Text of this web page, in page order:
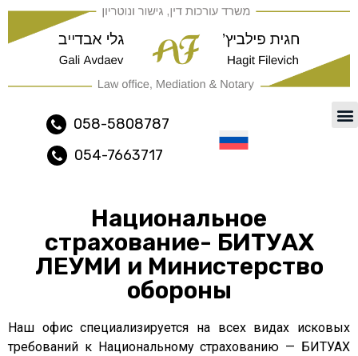
058-5808787
054-7663717
Национальное
страхование- БИТУАХ
ЛЕУМИ и Министерство
обороны
Наш офис специализируется на всех видах исковых
требований к Национальному страхованию — БИТУАХ